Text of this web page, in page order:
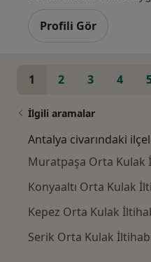
Profili Gör
1 2 3 4
İlgili aramalar
Antalya civarındaki
Muratpaşa Orta Kulak
Konyaaltı Orta Kulak
Kepez Orta Kulak
Serik Orta Kulak